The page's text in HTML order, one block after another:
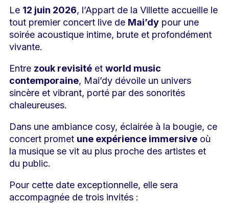
Le 12 juin 2026, l’Appart de la Villette accueille le
tout premier concert live de Mai’dy pour une
soirée acoustique intime, brute et profondément
vivante.
Entre zouk revisité et world music
contemporaine, Mai’dy dévoile un univers
sincère et vibrant, porté par des sonorités
chaleureuses.
Dans une ambiance cosy, éclairée à la bougie, ce
concert promet une expérience immersive où
la musique se vit au plus proche des artistes et
du public.
Pour cette date exceptionnelle, elle sera
accompagnée de trois invités :